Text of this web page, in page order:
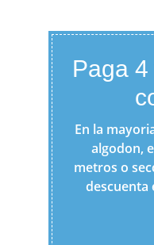
Paga
En la
algodon,
metros o
descuenta